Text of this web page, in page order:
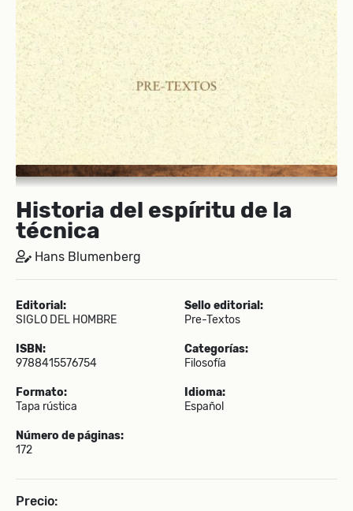
Historia del espíritu de la
técnica
Hans Blumenberg
Editorial:
SIGLO DEL HOMBRE
Sello editorial:
Pre-Textos
ISBN:
9788415576754
Categorías:
Filosofía
Formato:
Tapa rústica
Idioma:
Español
Número de páginas:
172
Precio: